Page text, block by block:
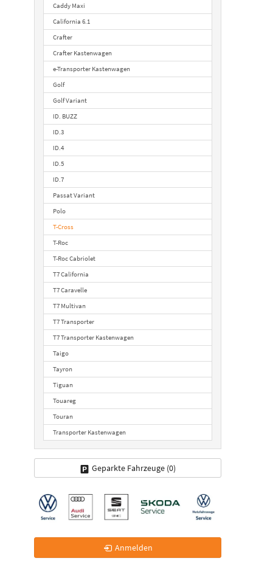
Caddy Maxi
California 6.1
Crafter
Crafter Kastenwagen
e-Transporter Kastenwagen
Golf
Golf Variant
ID. BUZZ
ID.3
ID.4
ID.5
ID.7
Passat Variant
Polo
T-Cross
T-Roc
T-Roc Cabriolet
T7 California
T7 Caravelle
T7 Multivan
T7 Transporter
T7 Transporter Kastenwagen
Taigo
Tayron
Tiguan
Touareg
Touran
Transporter Kastenwagen
Geparkte Fahrzeuge (0)
Anmelden